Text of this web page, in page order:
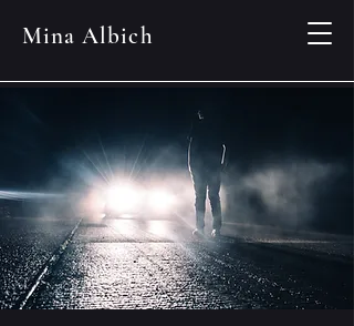
Mina Albich